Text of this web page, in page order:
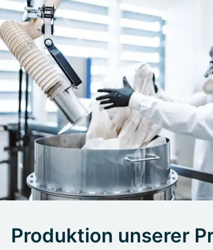
Produktion unserer